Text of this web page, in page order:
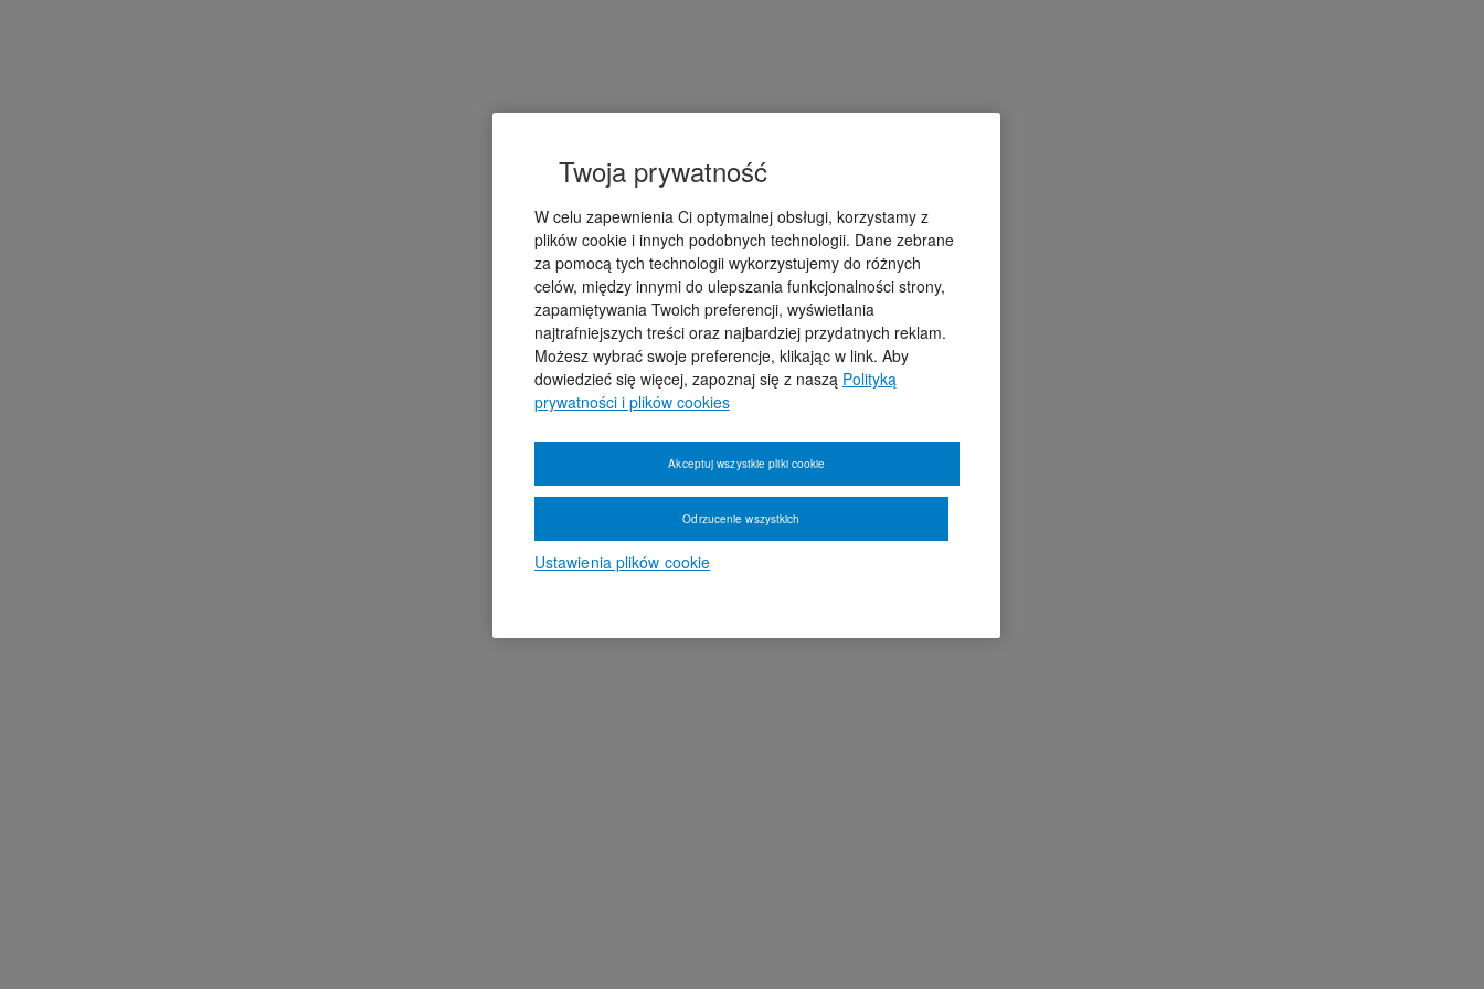
Twoja prywatność
W celu zapewnienia Ci optymalnej obsługi, korzystamy z
plików cookie i innych podobnych technologii. Dane zebrane
za pomocą tych technologii wykorzystujemy do różnych
celów, między innymi do ulepszania funkcjonalności strony,
zapamiętywania Twoich preferencji, wyświetlania
najtrafniejszych treści oraz najbardziej przydatnych reklam.
Możesz wybrać swoje preferencje, klikając w link. Aby
dowiedzieć się więcej, zapoznaj się z naszą Polityką
prywatności i plików cookies
Ustawienia plików cookie
Odrzucenie wszystkich
Akceptuj wszystkie pliki cookie